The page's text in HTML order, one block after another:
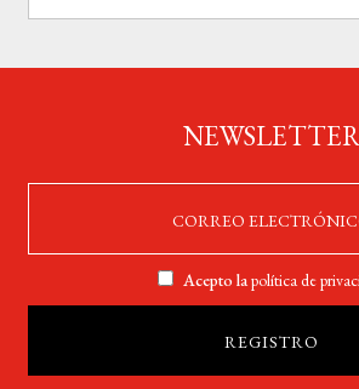
Acepto lapolítica de